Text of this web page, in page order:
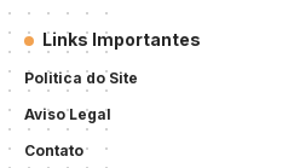
Links Importantes
Politica do Site
Aviso Legal
Contato